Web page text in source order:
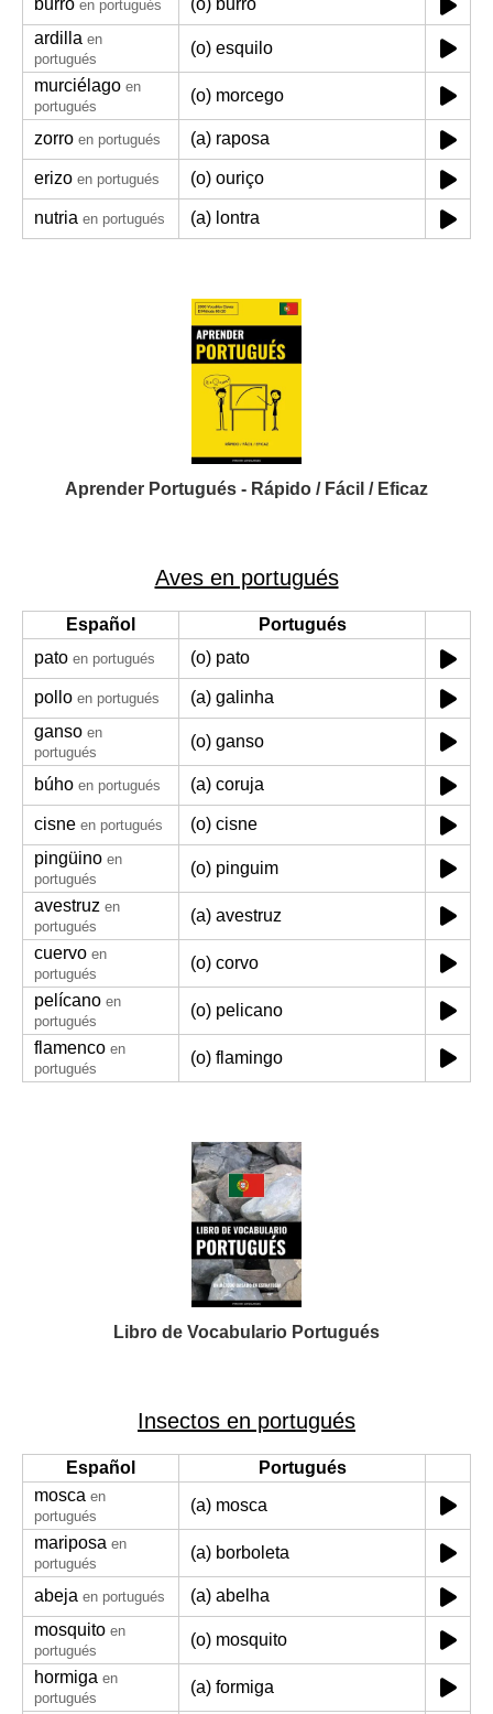
burro en portugués
(o) burro
ardilla en
portugués
(o) esquilo
murciélago en
portugués
(o) morcego
zorro en portugués (a) raposa
erizo en portugués (o) ouriço
nutria en portugués (a) lontra
Aprender Portugués - Rápido / Fácil / Eficaz
Aves en portugués
Español
Portugués
pato en portugués (o) pato
pollo en portugués
(a) galinha
ganso en
portugués
(o) ganso
búho en portugués (a) coruja
cisne en portugués
(o) cisne
pingüino en
portugués
(o) pinguim
avestruz en
portugués
(a) avestruz
cuervo en
portugués
(o) corvo
pelícano en
portugués
(o) pelicano
flamenco en
portugués
(o) flamingo
Libro de Vocabulario Portugués
Insectos en portugués
Español
Portugués
mosca en
portugués
(a) mosca
mariposa en
portugués
(a) borboleta
abeja en portugués
(a) abelha
mosquito en
portugués
(o) mosquito
hormiga en
portugués
(a) formiga